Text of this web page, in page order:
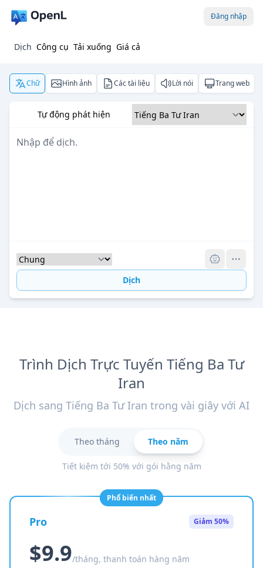
Đăng nhập
Dịch Công cụ Tải xuống Giá cả
Chữ Hình ảnh Các tài liệu Lời nói Trang web
Tự động phát hiện
Dịch
Trình Dịch Trực Tuyến Tiếng Ba Tư
Iran
Dịch sang Tiếng Ba Tư Iran trong vài giây với AI
Theo tháng Theo năm
Tiết kiệm tới 50% với gói hằng năm
Phổ biến nhất
Pro Giảm 50%
$9.9/tháng, thanh toán hàng năm